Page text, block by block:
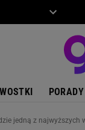
PORADY
jedną z najwyższych